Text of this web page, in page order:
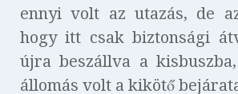
ennyi volt az utazás, de
hogy itt csak biztonsági
újra beszállva a
állomás volt a kikötő